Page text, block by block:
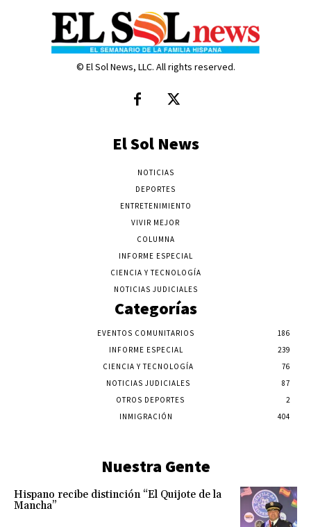
© El Sol News, LLC. All rights reserved.
El Sol News
NOTICIAS
DEPORTES
ENTRETENIMIENTO
VIVIR MEJOR
COLUMNA
INFORME ESPECIAL
CIENCIA Y TECNOLOGÍA
NOTICIAS JUDICIALES
Categorías
EVENTOS COMUNITARIOS
186
INFORME ESPECIAL
239
CIENCIA Y TECNOLOGÍA
76
NOTICIAS JUDICIALES
87
OTROS DEPORTES
2
INMIGRACIÓN
404
Nuestra Gente
Hispano recibe distinción “El Quijote de la
Mancha”